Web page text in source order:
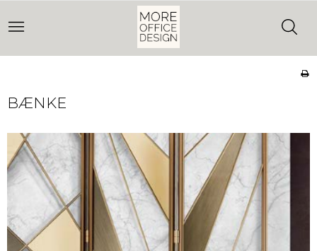
BÆNKE